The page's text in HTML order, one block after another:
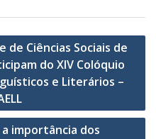
de Ciências Sociais de
do XIV Colóquio
e Literários –
a importância dos